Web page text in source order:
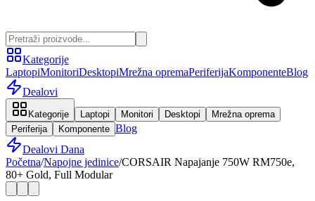
Kategorije
LaptopiMonitoriDesktopiMrežna opremaPeriferijaKomponenteBlog
Dealovi
Kategorije Laptopi Monitori Desktopi
Mrežna oprema
Periferija
Komponente Blog
Dealovi Dana
Početna/Napojne jedinice/CORSAIR Napajanje 750W RM750e,
80+ Gold, Full Modular